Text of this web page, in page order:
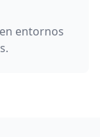
entornos